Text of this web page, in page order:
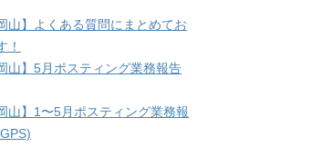
山】よくある質問にまとめてお
！
山】5月ポスティング業務報告
山】1〜5月ポスティング業務報